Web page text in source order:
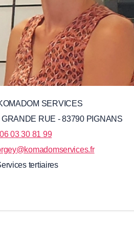
SERVICES
GRANDE RUE - 83790 PIGNANS
06 03 30 81 99
tertiaires